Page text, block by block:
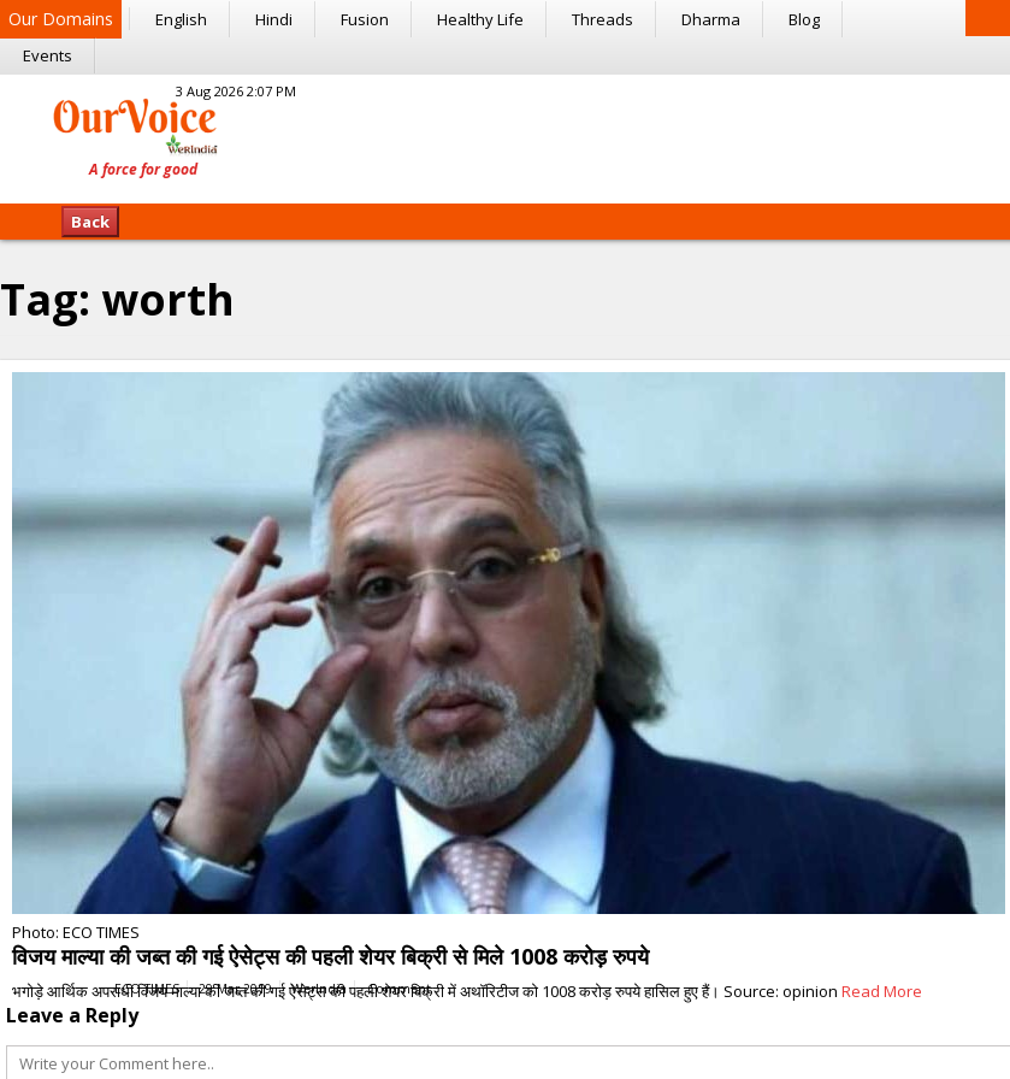
Our Domains English Hindi Fusion Healthy Life Threads Dharma
Blog
Events
3 Aug 2026 2:07 PM
Back
Tag: worth
Photo: ECO TIMES
विजय माल्या की जब्त की गई ऐसेट्स की पहली शेयर बिक्री से मिले 1008 करोड़ रुपये
भगोड़े आर्थिक अपराधी विजय माल्या की जब्त की गई ऐसेट्स की पहली शेयर बिक्री में अथॉरिटीज को 1008 करोड़ रुपये हासिल हुए हैं। Source: opinion Read More
ECO TIMES 29 Mar 2019 WerIndia Comment
Leave a Reply